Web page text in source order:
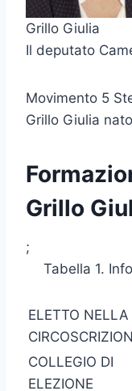
Grillo Giulia
Il deputato
Movimento 5
Grillo Giulia
Grillo
;
Tabella 1.
ELETTO NELLA
COLLEGIO DI
ELEZIONE